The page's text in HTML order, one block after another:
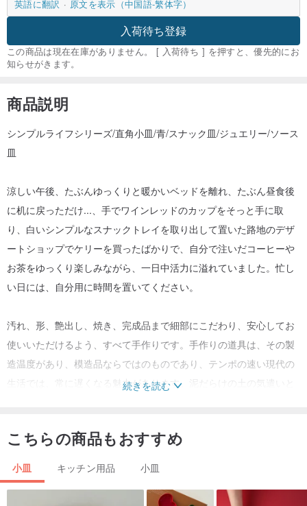
英語に翻訳
原文を表示（中国語-繁体字）
入荷待ち登録
この商品は現在在庫がありません。 [ 入荷待ち ] を押すと、優先的にお
知らせがきます。
商品説明
シンプルライフシリーズ/直角小皿/青/スナック皿/ジュエリー/ソース
皿
涼しい午後、たぶんゆっくりと暖かいベッドを離れ、たぶん昼食後
に机に戻っただけ...、手でワインレッドのカップをそっと手に取
り、白いシンプルなスナックトレイを取り出して置いた路地のデザ
ートショップでケリーを買ったばかりで、自分で注いだコーヒーや
お茶をゆっくり楽しみながら、一日中活力に溢れていました。忙し
い日には、自分用に時間を置いてください。
汚れ、形、艶出し、焼き、完成品まで細部にこだわり、安心してお
使いいただけるよう、すべて手作りです。手作りの道具は、その製
造温度があり、模造品ならではのものであり、テンポの速い現代の
生活では、常に遅くなる魅力があります。泥だらけの土の気遣いと
------------
▶︎作り方：本製品は手練りで、土の練り、形を整え、整えた後、初
めて焼きます。 2日間の窯焼きの後、釉薬が適用され、2番目の窯で
続きを読む
こちらの商品もおすすめ
小皿 キッチン用品 小皿